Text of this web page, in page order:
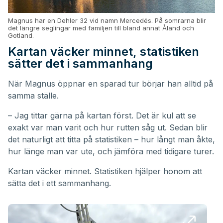
Magnus har en Dehler 32 vid namn Mercedés. På somrarna blir
det längre seglingar med familjen till bland annat Åland och
Gotland.
Kartan väcker minnet, statistiken
sätter det i sammanhang
När Magnus öppnar en sparad tur börjar han alltid på
samma ställe.
– Jag tittar gärna på kartan först. Det är kul att se
exakt var man varit och hur rutten såg ut. Sedan blir
det naturligt att titta på statistiken – hur långt man åkte,
hur länge man var ute, och jämföra med tidigare turer.
Kartan väcker minnet. Statistiken hjälper honom att
sätta det i ett sammanhang.